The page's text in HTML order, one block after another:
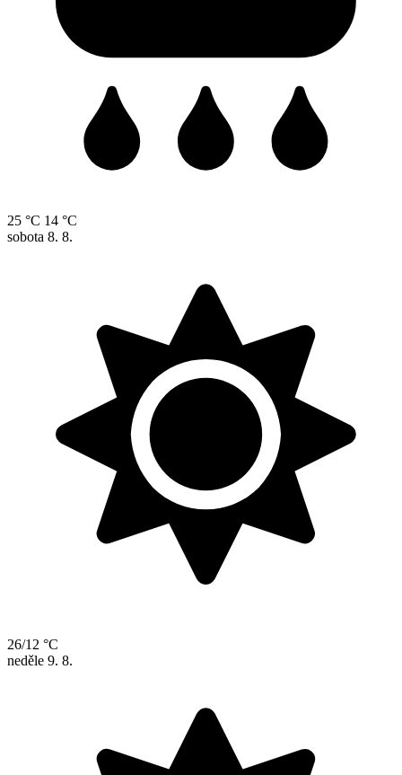
25 °C 14 °C
sobota 8. 8.
26/12 °C
neděle 9. 8.